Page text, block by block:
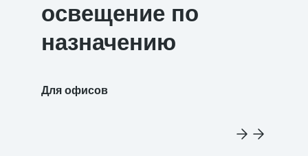
освещение по
назначению
Для офисов